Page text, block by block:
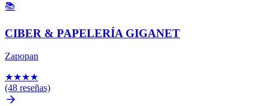
📚
CIBER & PAPELERÍA GIGANET
Zapopan
★★★★
(48 reseñas)